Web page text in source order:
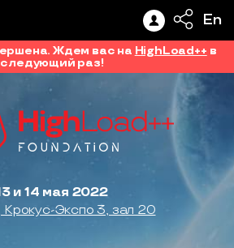
En
Ждем вас на HighLoad++ в
следующий раз!
и 14 мая 2022
Крокус-Экспо 3, зал 20